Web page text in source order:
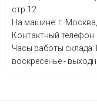
стр 12
На машине: г.
Контактный телефон
Часы работы склада:
воскресенье -